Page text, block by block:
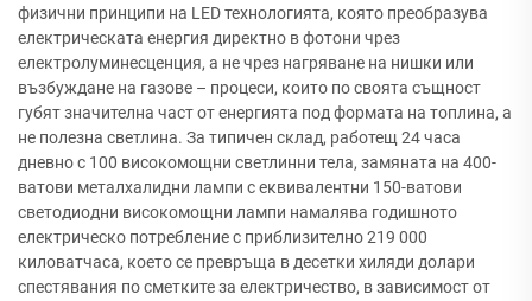
физични принципи на LED технологията, която преобразува
електрическата енергия директно в фотони чрез
електролуминесценция, а не чрез нагряване на нишки или
възбуждане на газове – процеси, които по своята същност
губят значителна част от енергията под формата на топлина, а
не полезна светлина. За типичен склад, работещ 24 часа
дневно с 100 високомощни светлинни тела, замяната на 400-
ватови металхалидни лампи с еквивалентни 150-ватови
светодиодни високомощни лампи намалява годишното
електрическо потребление с приблизително 219 000
киловатчаса, което се превръща в десетки хиляди долари
спестявания по сметките за електричество, в зависимост от